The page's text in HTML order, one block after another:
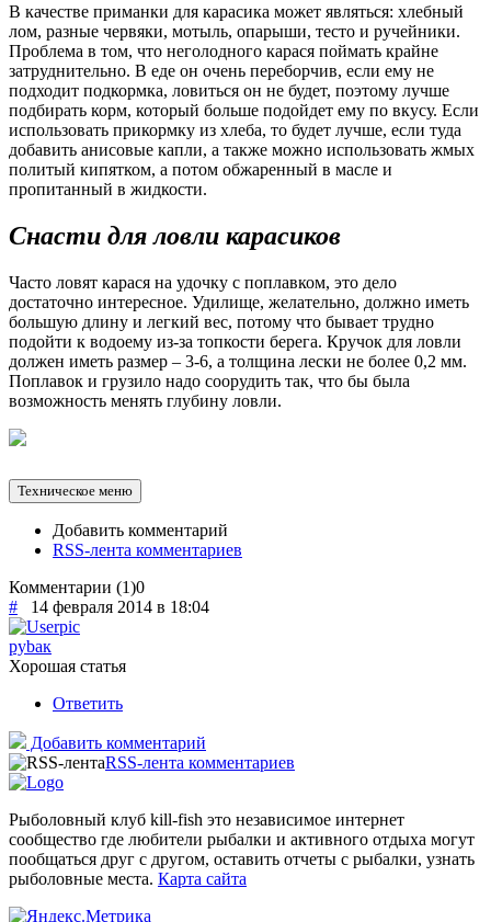
В качестве приманки для карасика может являться: хлебный
лом, разные червяки, мотыль, опарыши, тесто и ручейники.
Проблема в том, что неголодного карася поймать крайне
затруднительно. В еде он очень переборчив, если ему не
подходит подкормка, ловиться он не будет, поэтому лучше
подбирать корм, который больше подойдет ему по вкусу. Если
использовать прикормку из хлеба, то будет лучше, если туда
добавить анисовые капли, а также можно использовать жмых
политый кипятком, а потом обжаренный в масле и
пропитанный в жидкости.
Снасти для ловли карасиков
Часто ловят карася на удочку с поплавком, это дело
достаточно интересное. Удилище, желательно, должно иметь
большую длину и легкий вес, потому что бывает трудно
подойти к водоему из-за топкости берега. Кручок для ловли
должен иметь размер – 3-6, а толщина лески не более 0,2 мм.
Поплавок и грузило надо соорудить так, что бы была
возможность менять глубину ловли.
Техническое меню
Добавить комментарий
RSS-лента комментариев
Комментарии (1)0
# 14 февраля 2014 в 18:04
рybак
Хорошая статья
Ответить
Добавить комментарий
RSS-лента комментариев
Рыболовный клуб kill-fish это независимое интернет
сообщество где любители рыбалки и активного отдыха могут
пообщаться друг с другом, оставить отчеты с рыбалки, узнать
рыболовные места. Карта сайта